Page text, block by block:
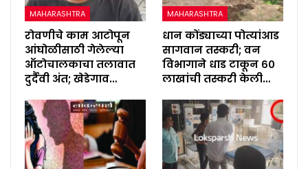
MAHARASHTRA
रोवणीचे काम आटोपून
आंघोळीसाठी गेलेल्या
ऑटोचालकाचा तलावात
दुर्दैवी अंत; खेडेगाव…
MAHARASHTRA
धान कोंड्याच्या पोत्यांआड
सागवान तस्करी; वन
विभागाने धाड टाकून ६०
लाखांची तस्करी केली…